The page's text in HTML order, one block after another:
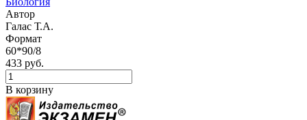
Автор
Галас Т.А.
Формат
60*90/8
433 руб.
В корзину